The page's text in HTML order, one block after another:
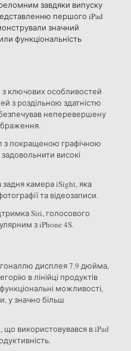
завдяки випуску
першого iPad
значний
функціональність
ключових особливостей
з роздільною здатністю
неперевершену
з покращеною графічною
високі
задня камера iSight, яка
та відеозаписи.
Siri, голосового
з iPhone 4S.
дисплея 7.9 дюйма,
в лінійці продуктів
можливості,
у значно більш
що використовувався в iPad